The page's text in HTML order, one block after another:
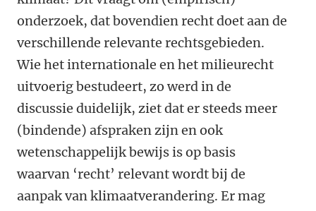
onderzoek, dat bovendien recht doet aan de
verschillende relevante rechtsgebieden.
Wie het internationale en het milieurecht
uitvoerig bestudeert, zo werd in de
discussie duidelijk, ziet dat er steeds meer
(bindende) afspraken zijn en ook
wetenschappelijk bewijs is op basis
waarvan ‘recht’ relevant wordt bij de
aanpak van klimaatverandering. Er mag